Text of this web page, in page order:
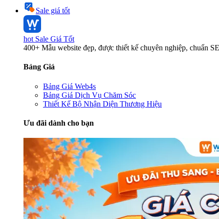
Sale giá tốt
hot Sale Giá Tốt
400+ Mẫu website đẹp, được thiết kế chuyên nghiệp, chuẩn
Bảng Giá
Bảng Giá Web4s
Bảng Giá Dịch Vụ Chăm Sóc
Thiết Kế Bộ Nhận Diện Thương Hiệu
Ưu đãi dành cho bạn